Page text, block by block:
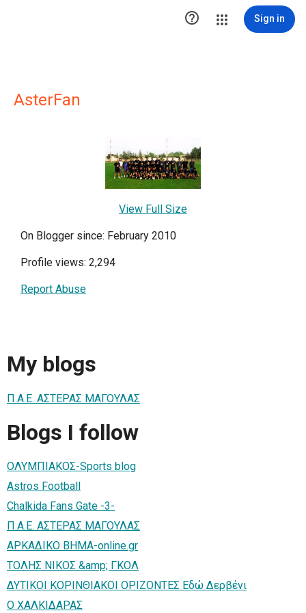
 Sign in
AsterFan
View Full Size
On Blogger since: February 2010
Profile views: 2,294
Report Abuse
My blogs
Π.Α.Ε. ΑΣΤΕΡΑΣ ΜΑΓΟΥΛΑΣ
Blogs I follow
ΟΛΥΜΠΙΑΚΟΣ-Sports blog
Astros Football
Chalkida Fans Gate -3-
Π.Α.Ε. ΑΣΤΕΡΑΣ ΜΑΓΟΥΛΑΣ
AΡΚΑΔΙΚΟ ΒΗΜΑ-online.gr
ΤΟΛΗΣ ΝΙΚΟΣ &amp; ΓΚΟΛ
ΔΥΤΙΚΟΙ ΚΟΡΙΝΘΙΑΚΟΙ ΟΡΙΖΟΝΤΕΣ Εδώ Δερβένι
Ο ΧΑΛΚΙΔΑΡΑΣ